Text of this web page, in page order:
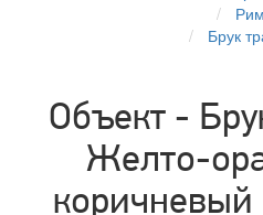
Брук
Объект -
Желто-